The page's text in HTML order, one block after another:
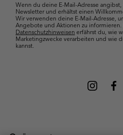
Wenn du deine E-Mail-Adresse
Newsletter und erhältst einen
Wir verwenden deine E-Mail-Adresse,
Angebote und Aktionen zu informieren.
Datenschutzhinweisen erfährst du, wie
Marketingzwecke verarbeiten und wie
kannst.